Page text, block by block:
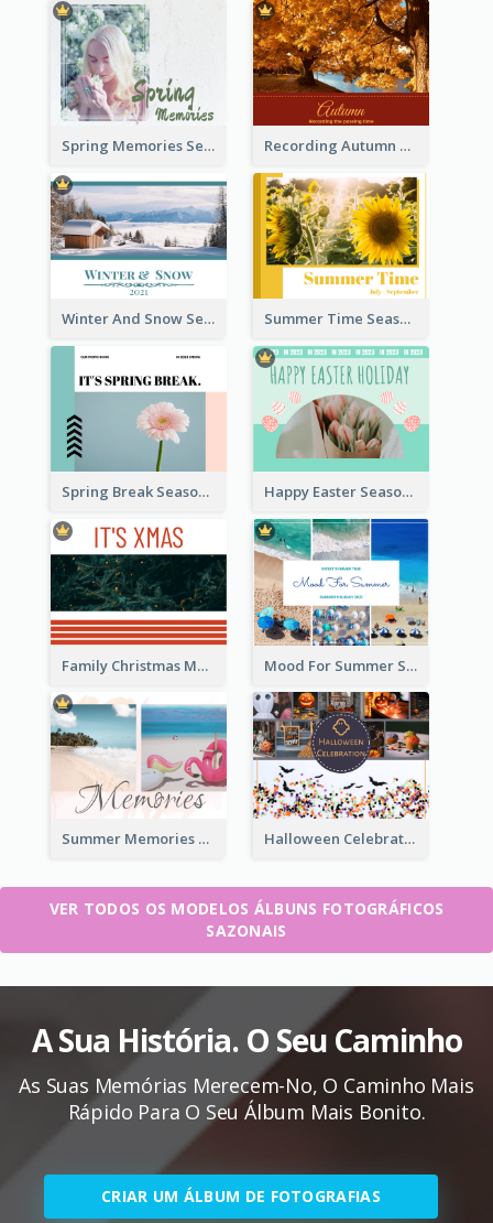
Spring Memories Seasonal Photo Book Recording Autumn Seasonal Photo Book
Winter And Snow Seasonal Photo Book Summer Time Seasonal Photo Book
Spring Break Seasonal Photo Book Happy Easter Seasonal Photo Book
Family Christmas Memories Seasonal Photo Book Mood For Summer Seasonal Photo Book
Summer Memories Seasonal Photo Book Halloween Celebration Photo Book
VER TODOS OS MODELOS ÁLBUNS FOTOGRÁFICOS
SAZONAIS
A Sua História. O Seu Caminho
As Suas Memórias Merecem-No, O Caminho Mais
Rápido Para O Seu Álbum Mais Bonito.
CRIAR UM ÁLBUM DE FOTOGRAFIAS